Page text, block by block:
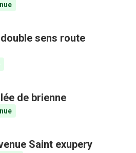
sens route
de brienne
Saint exupery